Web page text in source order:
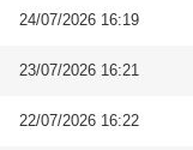
24/07/2026 16:19
23/07/2026 16:21
22/07/2026 16:22